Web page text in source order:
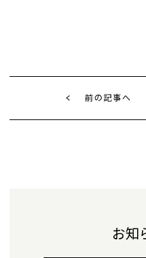
前の記事へ
お知